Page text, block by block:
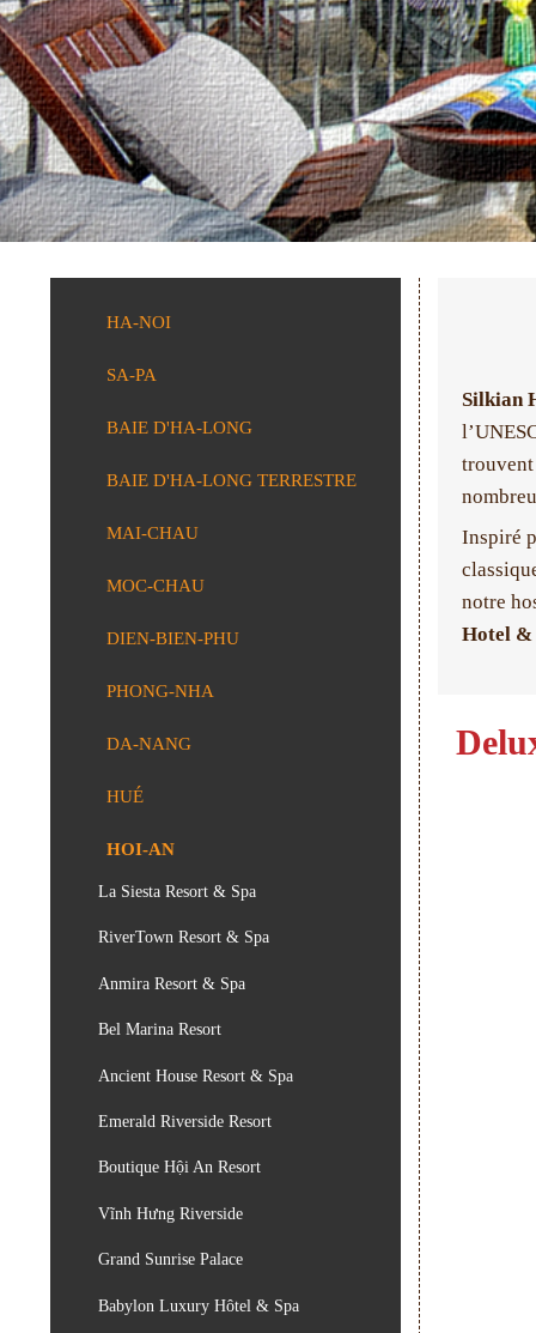
HA-NOI
SA-PA
BAIE D'HA-LONG
BAIE D'HA-LONG TERRESTRE
MAI-CHAU
MOC-CHAU
DIEN-BIEN-PHU
PHONG-NHA
DA-NANG
HUÉ
HOI-AN
La Siesta Resort & Spa
RiverTown Resort & Spa
Anmira Resort & Spa
Bel Marina Resort
Ancient House Resort & Spa
Emerald Riverside Resort
Boutique Hội An Resort
Vĩnh Hưng Riverside
Grand Sunrise Palace
Babylon Luxury Hôtel & Spa
Silkian
trouvent
Inspiré
notre
Hotel &